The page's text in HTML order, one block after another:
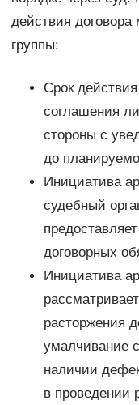
действия
группы:
Срок
соглашения
стороны с
до
Инициатива
судебный
договорных
Инициатива
расторжения
умалчивание
наличии
в проведении